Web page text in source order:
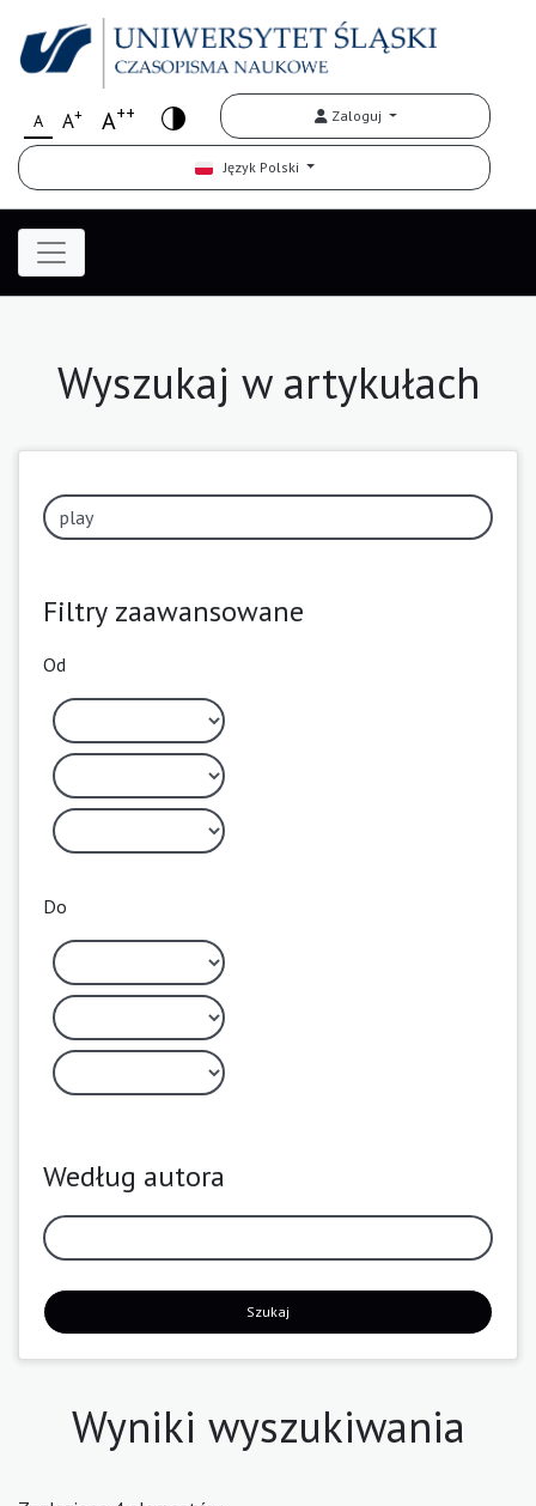
A A+ A++ Zaloguj
Język Polski
Wyszukaj w artykułach
Filtry zaawansowane
Od
Do
Według autora
Szukaj
Wyniki wyszukiwania